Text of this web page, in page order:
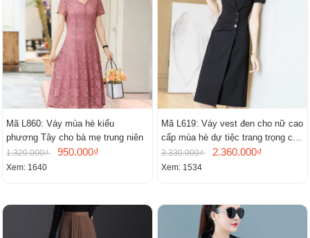
Mã L860: Váy mùa hè kiểu
phương Tây cho bà mẹ trung niên
1.320.000₫ 950.000₫
Xem: 1640
Mã L619: Váy vest đen cho nữ cao
cấp mùa hè dự tiệc trang trọng cao
cấp
3.330.000₫ 2.360.000₫
Xem: 1534